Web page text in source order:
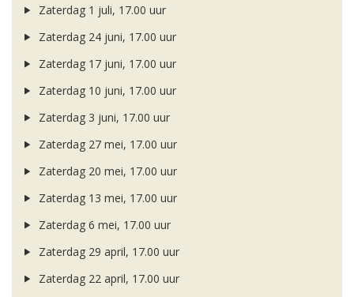
Zaterdag 1 juli, 17.00 uur
Zaterdag 24 juni, 17.00 uur
Zaterdag 17 juni, 17.00 uur
Zaterdag 10 juni, 17.00 uur
Zaterdag 3 juni, 17.00 uur
Zaterdag 27 mei, 17.00 uur
Zaterdag 20 mei, 17.00 uur
Zaterdag 13 mei, 17.00 uur
Zaterdag 6 mei, 17.00 uur
Zaterdag 29 april, 17.00 uur
Zaterdag 22 april, 17.00 uur